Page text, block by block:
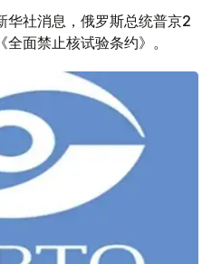
华社消息，俄罗斯总统普京2
面禁止核试验条约》。